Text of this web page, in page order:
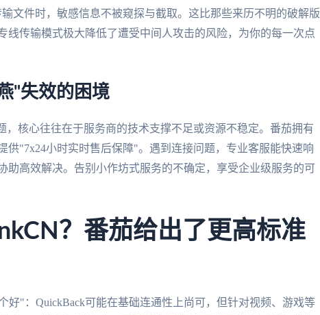
文件时，敏感信息不被窥探与截取。这比那些来历不明的破解版
线传输模式极大降低了遭受中间人攻击的风险，为你的每一次点
"失效的困境
核心往往在于服务商的技术支撑不足或资源不稳定。番茄拥有
供"7x24小时实时售后保障"。遇到连接问题，专业客服能快速响
助高效解决。告别小作坊式服务的不确定，享受企业级服务的可
？番茄给出了更高标准
好"：QuickBack可能在基础连通性上尚可，但针对视频、游戏等